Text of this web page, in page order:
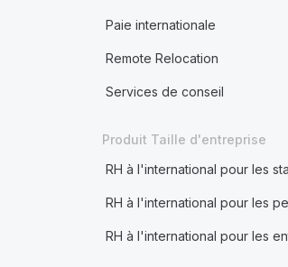
Paie internationale
Remote Relocation
Services de conseil
Produit Taille d'entreprise
RH à l'international pour les
RH à l'international pour les
RH à l'international pour les